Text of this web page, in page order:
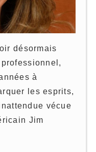
désormais
à
les esprits,
vécue
Jim